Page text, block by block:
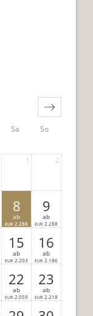
Sa So
1 2
8
ab
EUR 2.288
9
ab
EUR 2.288
15
ab
EUR 2.203
16
ab
EUR 2.186
22
ab
EUR 2.059
23
ab
EUR 2.218